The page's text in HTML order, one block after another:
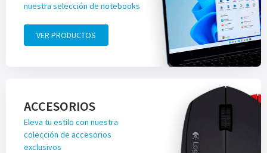
nuestra selección de notebooks
VER PRODUCTOS
ACCESORIOS
Eleva tu estilo con nuestra
colección de accesorios
exclusivos